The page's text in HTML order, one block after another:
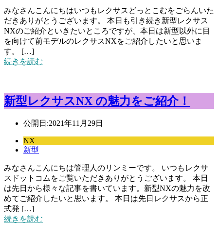
みなさんこんにちはいつもレクサスどっとこむをごらんいた
だきありがとうございます。 本日も引き続き新型レクサス
NXのご紹介といきたいところですが、本日は新型以外に目
を向けて前モデルのレクサスNXをご紹介したいと思いま
す。 […]
続きを読む
新型レクサスNX の魅力をご紹介！
公開日:2021年11月29日
NX
新型
みなさんこんにちは管理人のリンミーです。 いつもレクサ
スドットコムをご覧いただきありがとうございます。 本日
は先日から様々な記事を書いています。新型NXの魅力を改
めてご紹介したいと思います。 本日は先日レクサスから正
式発 […]
続きを読む